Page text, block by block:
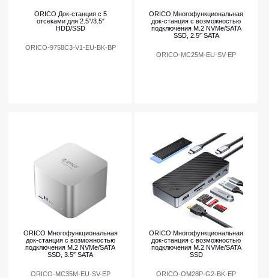
ORICO Док-станция с 5
отсеками для 2.5″/3.5″
HDD/SSD
ORICO-9758C3-V1-EU-BK-BP
ORICO Многофункциональная
док-станция с возможностью
подключения M.2 NVMe/SATA
SSD, 2.5″ SATA
ORICO-MC25M-EU-SV-EP
ORICO Многофункциональная
док-станция с возможностью
подключения M.2 NVMe/SATA
SSD, 3.5″ SATA
ORICO-MC35M-EU-SV-EP
ORICO Многофункциональная
док-станция с возможностью
подключения M.2 NVMe/SATA
SSD
ORICO-OM28P-G2-BK-EP